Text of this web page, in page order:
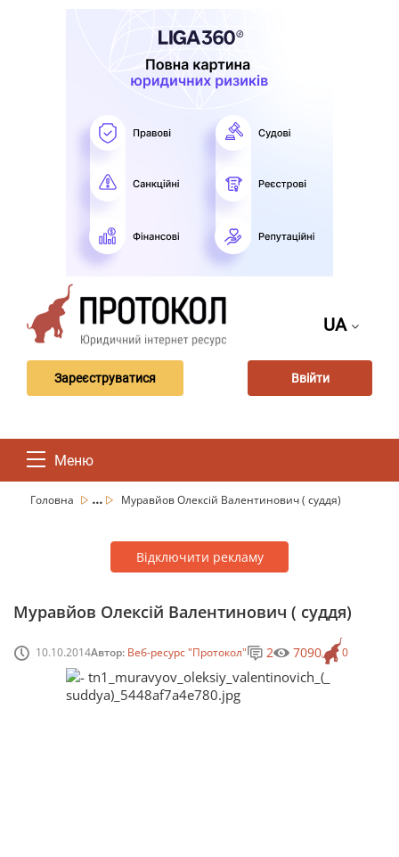
UA
Зареєструватися Ввійти
Меню
Головна ... Муравйов Олексій Валентинович ( суддя)
Відключити рекламу
Муравйов Олексій Валентинович ( суддя)
10.10.2014Автор: Веб-ресурс "Протокол" 0
2 7090